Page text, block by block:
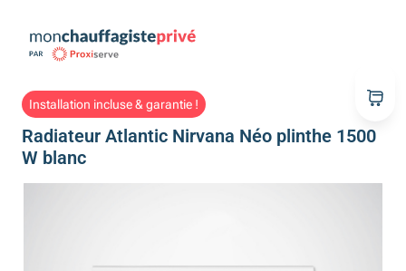
Installation incluse & garantie !
Radiateur Atlantic Nirvana Néo plinthe 1500
W blanc